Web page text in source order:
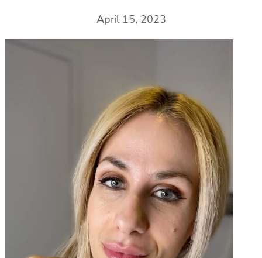
April 15, 2023